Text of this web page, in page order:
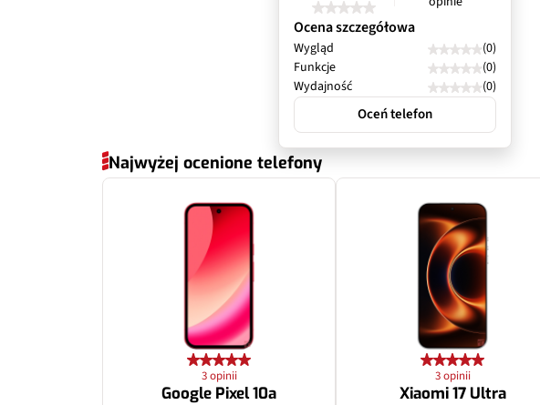
Przysłona
Filmy
Zoom optyczny
Inne
Dodatkowy aparat
Ocena szczegółowa
Wygląd
(0)
Funkcje
(0)
Wydajność
(0)
Oceń telefon
Najwyżej ocenione telefony
3 opinii
Google Pixel 10a
3 opinii
Xiaomi 17 Ultra